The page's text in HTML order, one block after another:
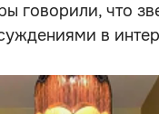
говорили, что
в